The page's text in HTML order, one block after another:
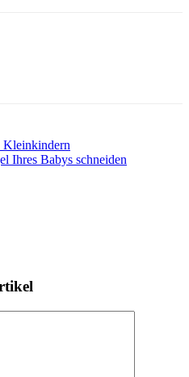
Kleinkindern
Ihres Babys schneiden